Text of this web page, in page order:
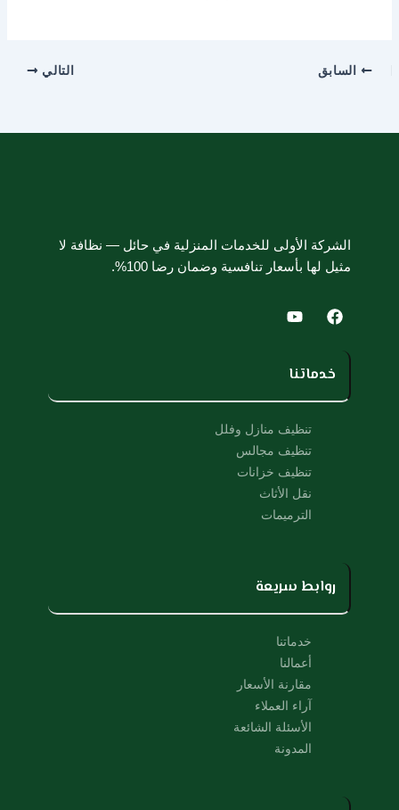
السابق التالي
الشركة الأولى للخدمات المنزلية في حائل — نظافة لا
مثيل لها بأسعار تنافسية وضمان رضا 100%.
F
a
b
o
Y
o
u
e
خدماتنا
تنظيف منازل وفلل
تنظيف مجالس
تنظيف خزانات
نقل الأثاث
الترميمات
روابط سريعة
خدماتنا
أعمالنا
مقارنة الأسعار
آراء العملاء
الأسئلة الشائعة
المدونة